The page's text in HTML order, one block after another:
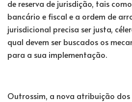
de reserva de jurisdição, tais
bancário e fiscal e a ordem de
jurisdicional precisa ser justa,
qual devem ser buscados os
para a sua implementação.
Outrossim, a nova atribuição dos